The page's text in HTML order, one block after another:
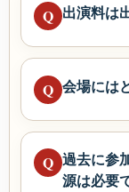
Q 出演料は
Q 会場には
Q 過去に参
源は必要